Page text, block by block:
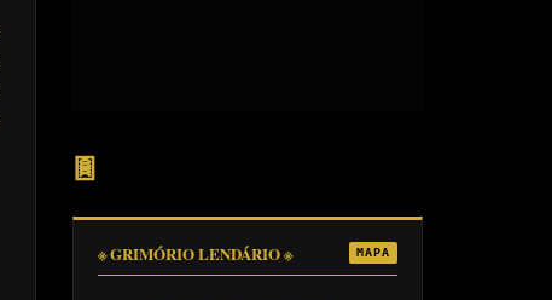
𖣍
※ GRIMÓRIO LENDÁRIO ※ MAPA